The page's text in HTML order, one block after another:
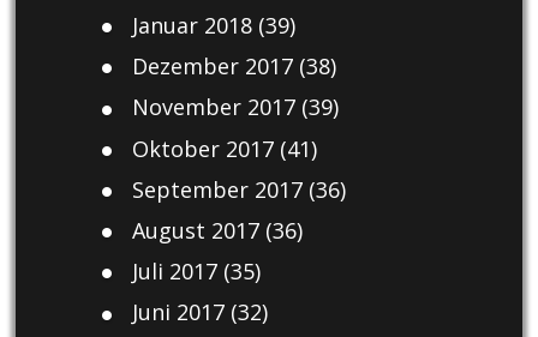
Januar 2018(39)
Dezember 2017(38)
November 2017(39)
Oktober 2017(41)
September 2017(36)
August 2017(36)
Juli 2017(35)
Juni 2017(32)